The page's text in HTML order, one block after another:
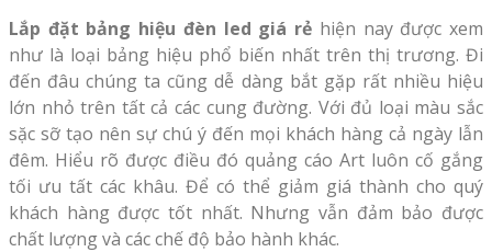
Lắp đặt bảng hiệu đèn led giá rẻ hiện nay được xem
như là loại bảng hiệu phổ biến nhất trên thị trương. Đi
đến đâu chúng ta cũng dễ dàng bắt gặp rất nhiều hiệu
lớn nhỏ trên tất cả các cung đường. Với đủ loại màu sắc
sặc sỡ tạo nên sự chú ý đến mọi khách hàng cả ngày lẫn
đêm. Hiểu rõ được điều đó quảng cáo Art luôn cố gắng
tối ưu tất các khâu. Để có thể giảm giá thành cho quý
khách hàng được tốt nhất. Nhưng vẫn đảm bảo được
chất lượng và các chế độ bảo hành khác.